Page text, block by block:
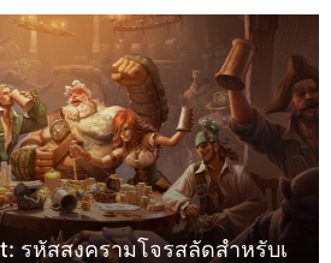
รหัสสงครามโจรสลัดสำหรับเ